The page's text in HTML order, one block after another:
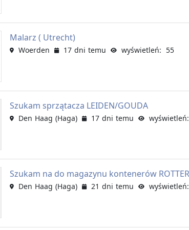
Malarz ( Utrecht)
Woerden 17 dni temu wyświetleń: 55
Szukam sprzątacza LEIDEN/GOUDA
Den Haag (Haga) 17 dni temu
Szukam na do magazynu kontenerów
Den Haag (Haga) 21 dni temu